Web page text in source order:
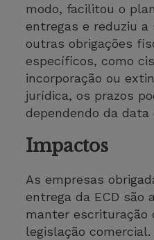
modo, facilitou o
entregas e reduziu a
outras obrigações
específicos, como
incorporação ou
jurídica, os prazos
dependendo da data
Impactos
As empresas
entrega da ECD são
manter escrituração
legislação